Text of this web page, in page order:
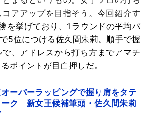
アアップを目指そう。今回紹介す
を挙げており、1ラウンドの平均パ
5位につける佐久間朱莉。順手で握
で、アドレスから打ち方までアマチ
ポイントが目白押しだ。
オーバーラッピングで握り肩をタテ
ーク 新女王候補筆頭・佐久間朱莉